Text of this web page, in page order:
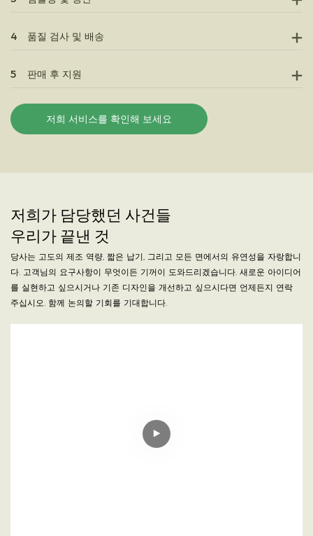
4 품질 검사 및 배송
5 판매 후 지원
저희 서비스를 확인해 보세요
저희가 담당했던 사건들
우리가 끝낸 것
당사는 고도의 제조 역량, 짧은 납기, 그리고 모든 면에서의 유연성을 자랑합니
다. 고객님의 요구사항이 무엇이든 기꺼이 도와드리겠습니다. 새로운 아이디어
를 실현하고 싶으시거나 기존 디자인을 개선하고 싶으시다면 언제든지 연락
주십시오. 함께 논의할 기회를 기대합니다.